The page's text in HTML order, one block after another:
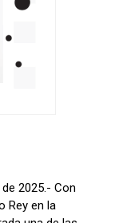
2025.- Con
Rey en la